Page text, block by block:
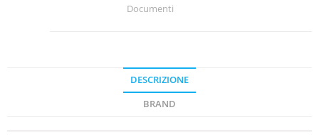
Documenti
DESCRIZIONE
BRAND